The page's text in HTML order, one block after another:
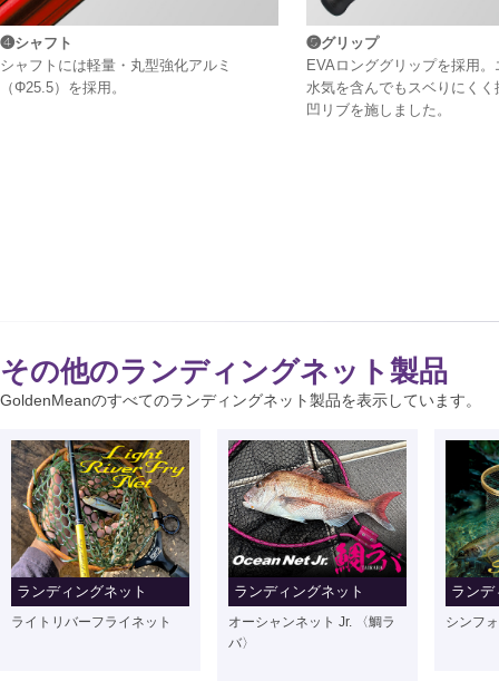
❹シャフト
シャフトには軽量・丸型強化アルミ
（Φ25.5）を採用。
❺グリップ
EVAロンググリップを採用
水気を含んでもスベりにくく
凹リブを施しました。
その他のランディングネット製品
GoldenMeanのすべてのランディングネット製品を表示しています。
ランディングネット
ライトリバーフライネット
ランディングネット
オーシャンネット Jr. 〈鯛ラ
バ〉
ランデ
シンフ